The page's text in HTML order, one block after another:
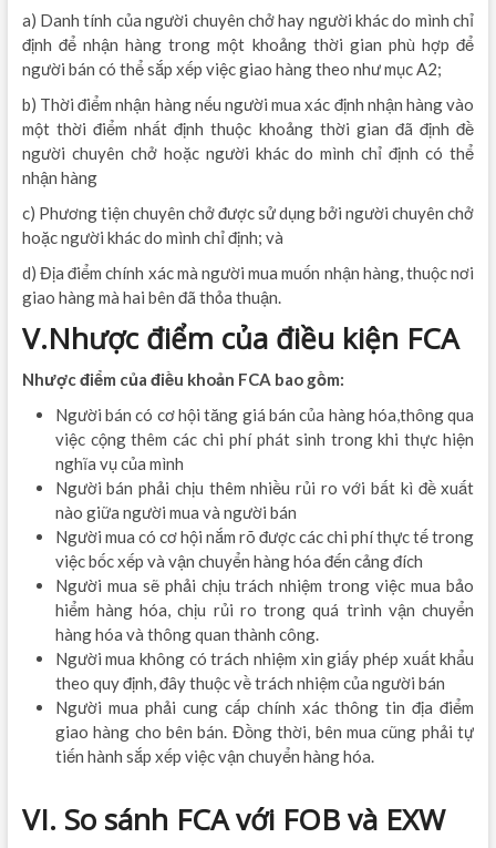
a) Danh tính của người chuyên chở hay người khác do mình chỉ
định để nhận hàng trong một khoảng thời gian phù hợp để
người bán có thể sắp xếp việc giao hàng theo như mục A2;
b) Thời điểm nhận hàng nếu người mua xác định nhận hàng vào
một thời điểm nhất định thuộc khoảng thời gian đã định đề
người chuyên chở hoặc người khác do mình chỉ định có thể
nhận hàng
c) Phương tiện chuyên chở được sử dụng bởi người chuyên chở
hoặc người khác do mình chỉ định; và
d) Địa điểm chính xác mà người mua muốn nhận hàng, thuộc nơi
giao hàng mà hai bên đã thỏa thuận.
V.Nhược điểm của điều kiện FCA
Nhược điểm của điều khoản FCA bao gồm:
Người bán có cơ hội tăng giá bán của hàng hóa,thông qua
việc cộng thêm các chi phí phát sinh trong khi thực hiện
nghĩa vụ của mình
Người bán phải chịu thêm nhiều rủi ro với bất kì đề xuất
nào giữa người mua và người bán
Người mua có cơ hội nắm rõ được các chi phí thực tế trong
việc bốc xếp và vận chuyển hàng hóa đến cảng đích
Người mua sẽ phải chịu trách nhiệm trong việc mua bảo
hiểm hàng hóa, chịu rủi ro trong quá trình vận chuyển
hàng hóa và thông quan thành công.
Người mua không có trách nhiệm xin giấy phép xuất khẩu
theo quy định, đây thuộc về trách nhiệm của người bán
Người mua phải cung cấp chính xác thông tin địa điểm
giao hàng cho bên bán. Đồng thời, bên mua cũng phải tự
tiến hành sắp xếp việc vận chuyển hàng hóa.
VI. So sánh FCA với FOB và EXW